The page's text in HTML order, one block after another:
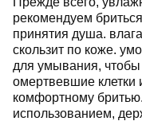
рекомендуем
принятия душа.
скользит по коже.
для умывания, чтобы
омертвевшие клетки
комфортному
использованием,